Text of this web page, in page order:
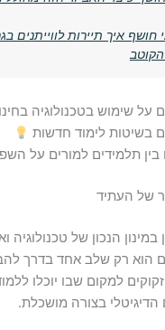
חושף איך תיירות לווייתנים
על שימוש בטכנולוגיה
בשיטות לימוד חדשות
בין תלמידים למורים על
של העתיד
הנכון של טכנולוגיה
הוא רק שלב אחד בדרך
למקום שבו יוכלו
הדיגיטלי בצורה מושכלת.